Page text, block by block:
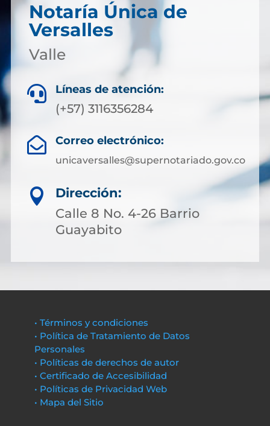
Notaría Única de
Versalles
Valle
 Líneas de atención:
(+57) 3116356284
 Correo electrónico:
unicaversalles@supernotariado.gov.co

Dirección:
Calle 8 No. 4-26 Barrio
Guayabito
• Términos y condiciones
• Política de Tratamiento de Datos
Personales
• Políticas de derechos de autor
• Certificado de Accesibilidad
• Políticas de Privacidad Web
• Mapa del Sitio